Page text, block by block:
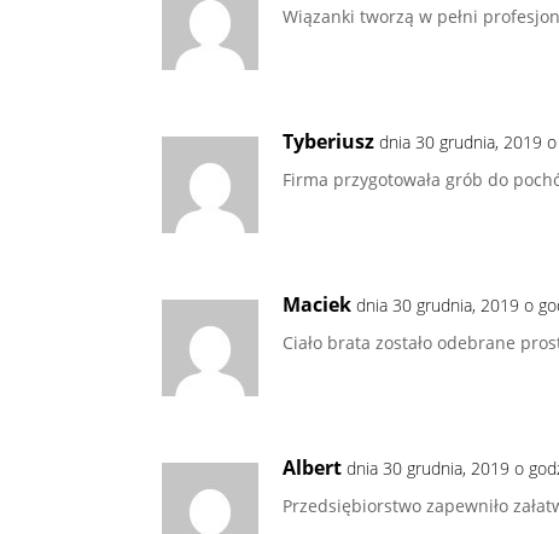
Wiązanki tworzą w pełni
Tyberiusz dnia 30 grudnia, 2019
Firma przygotowała grób do
Maciek dnia 30 grudnia, 2019 o
Ciało brata zostało odebrane
Albert dnia 30 grudnia, 2019 o
Przedsiębiorstwo zapewniło